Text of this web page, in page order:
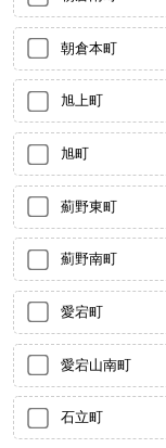
朝倉本町
旭上町
旭町
薊野東町
薊野南町
愛宕町
愛宕山南町
石立町